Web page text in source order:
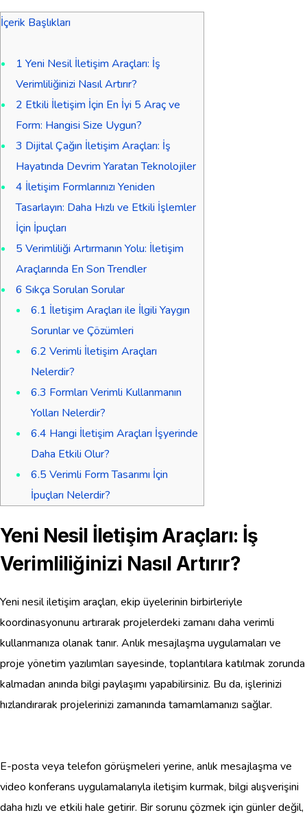
İçerik Başlıkları
1 Yeni Nesil İletişim Araçları: İş
Verimliliğinizi Nasıl Artırır?
2 Etkili İletişim İçin En İyi 5 Araç ve
Form: Hangisi Size Uygun?
3 Dijital Çağın İletişim Araçları: İş
Hayatında Devrim Yaratan Teknolojiler
4 İletişim Formlarınızı Yeniden
Tasarlayın: Daha Hızlı ve Etkili İşlemler
İçin İpuçları
5 Verimliliği Artırmanın Yolu: İletişim
Araçlarında En Son Trendler
6 Sıkça Sorulan Sorular
6.1 İletişim Araçları ile İlgili Yaygın
Sorunlar ve Çözümleri
6.2 Verimli İletişim Araçları
Nelerdir?
6.3 Formları Verimli Kullanmanın
Yolları Nelerdir?
6.4 Hangi İletişim Araçları İşyerinde
Daha Etkili Olur?
6.5 Verimli Form Tasarımı İçin
İpuçları Nelerdir?
Yeni Nesil İletişim Araçları: İş
Verimliliğinizi Nasıl Artırır?
Yeni nesil iletişim araçları, ekip üyelerinin birbirleriyle
koordinasyonunu artırarak projelerdeki zamanı daha verimli
kullanmanıza olanak tanır. Anlık mesajlaşma uygulamaları ve
proje yönetim yazılımları sayesinde, toplantılara katılmak zorunda
kalmadan anında bilgi paylaşımı yapabilirsiniz. Bu da, işlerinizi
hızlandırarak projelerinizi zamanında tamamlamanızı sağlar.
E-posta veya telefon görüşmeleri yerine, anlık mesajlaşma ve
video konferans uygulamalarıyla iletişim kurmak, bilgi alışverişini
daha hızlı ve etkili hale getirir. Bir sorunu çözmek için günler değil,